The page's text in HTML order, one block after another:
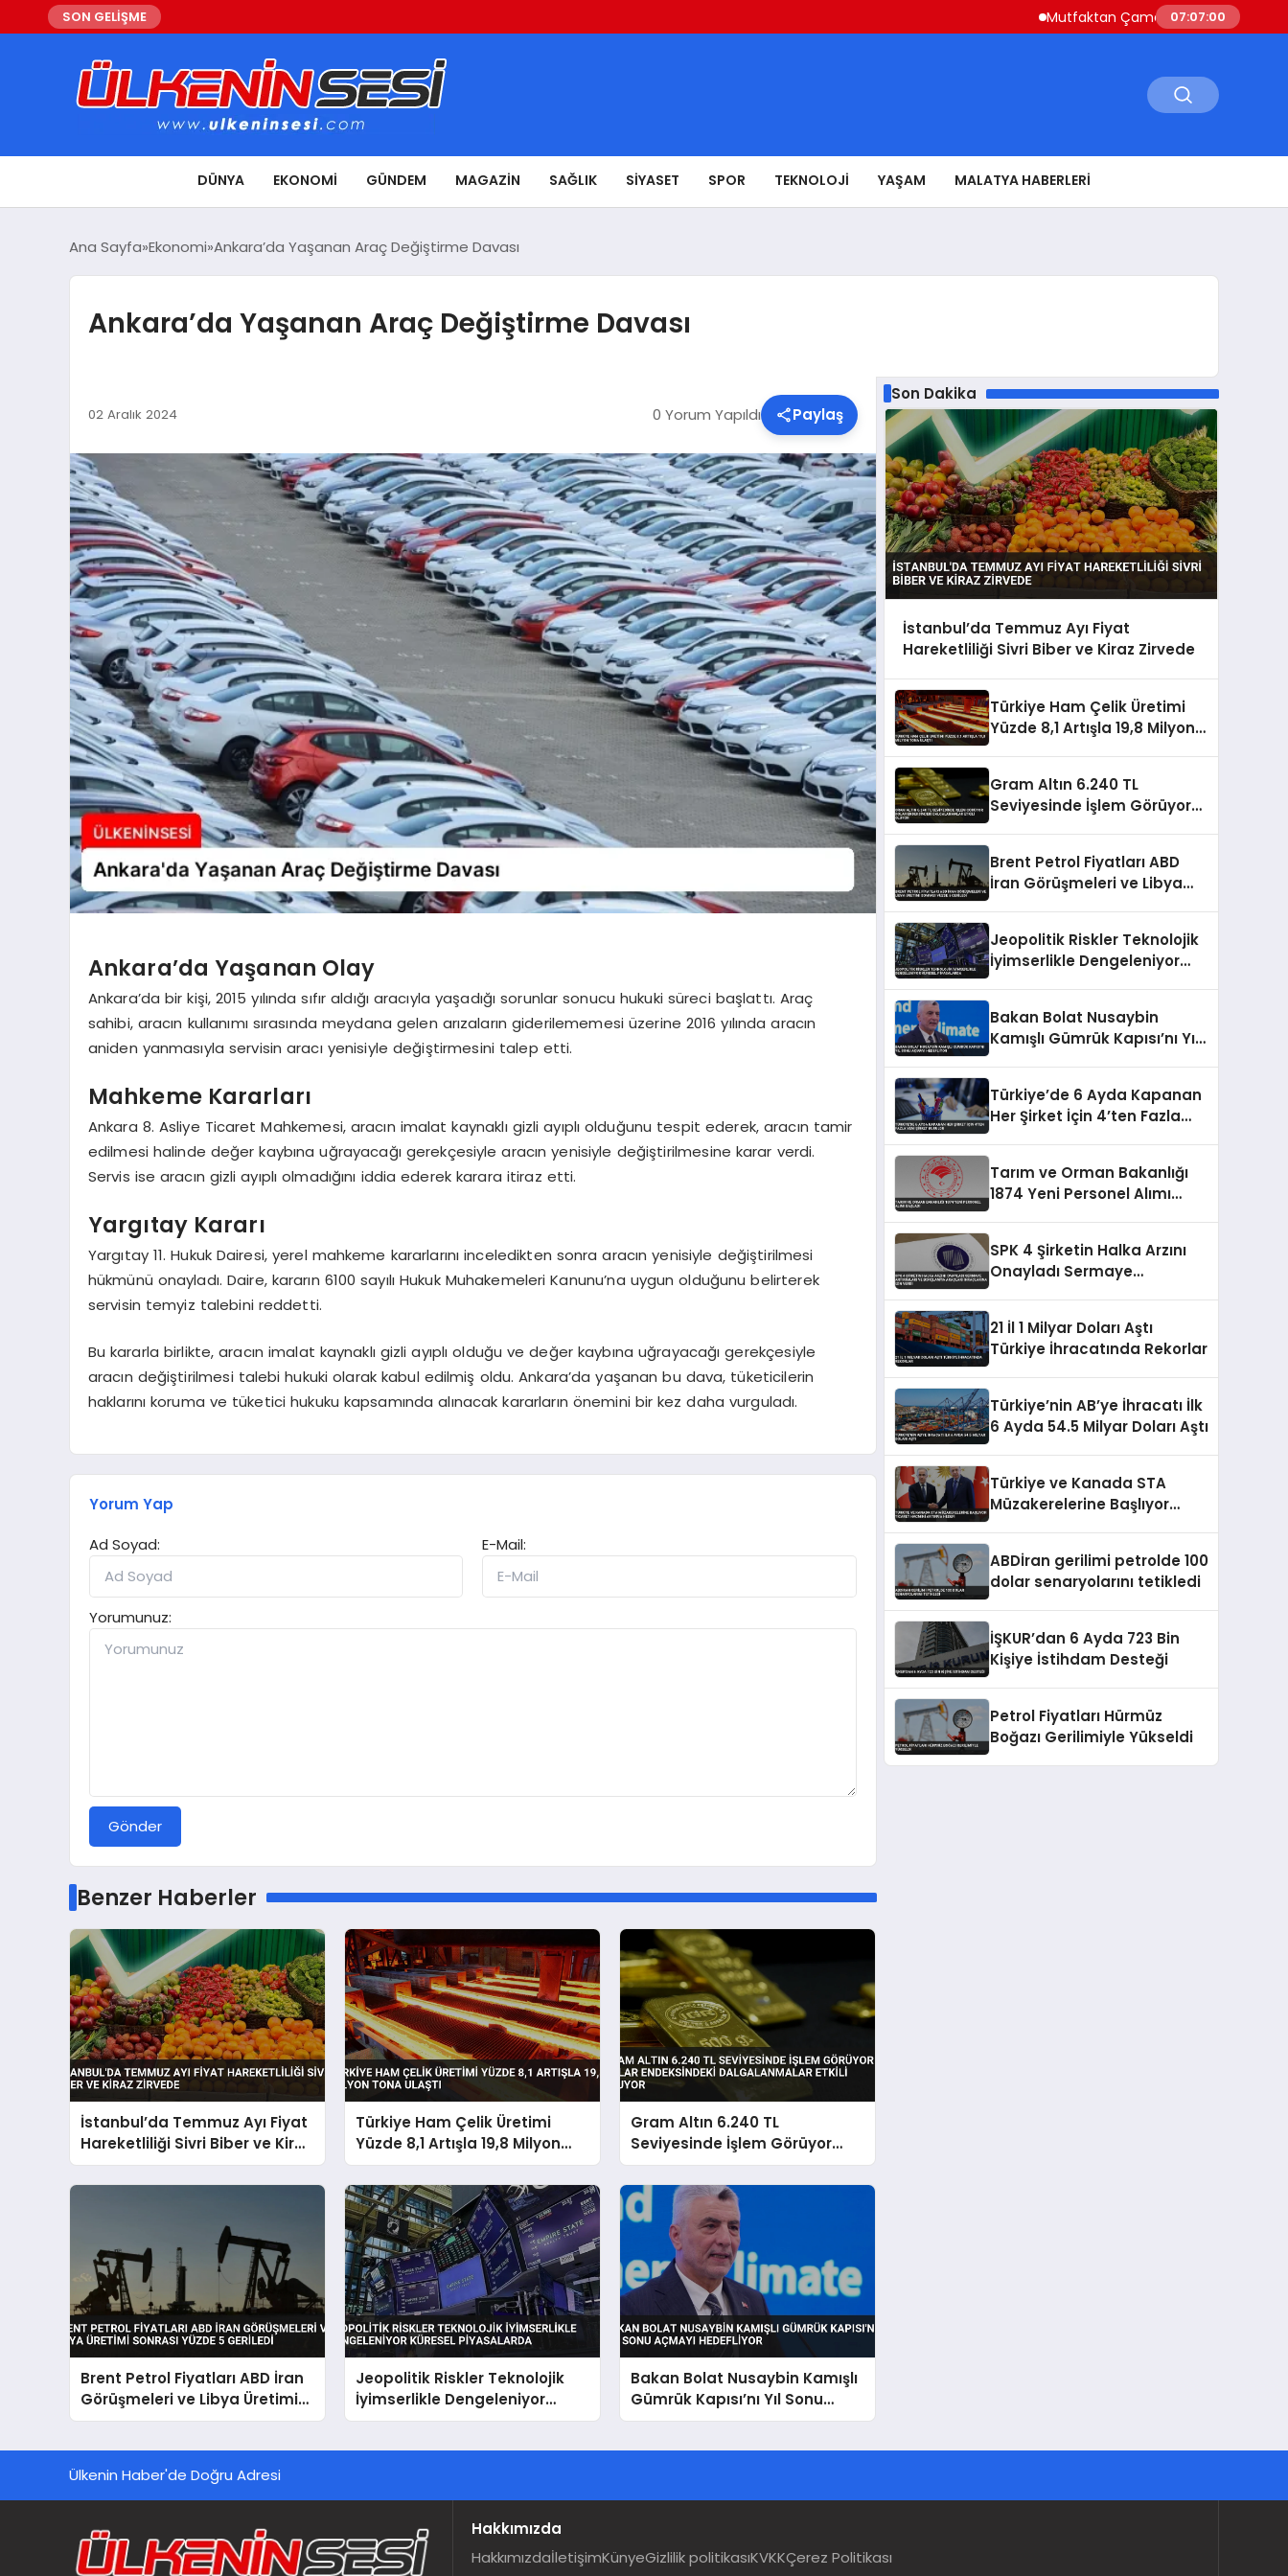
SON GELİŞME Mutfaktan Çamaşır Odasına Evin Ritmini
07:07:01
DÜNYA EKONOMI GÜNDEM MAGAZIN SAĞLIK SIYASET SPOR TEKNOLOJI YAŞAM MALATYA HABERLERI
Ana Sayfa Ekonomi Ankara’da Yaşanan Araç Değiştirme Davası
Ankara’da Yaşanan Araç Değiştirme Davası
02 Aralık 2024 0 Yorum Yapıldı Paylaş
Ankara’da Yaşanan Olay
Ankara’da bir kişi, 2015 yılında sıfır aldığı aracıyla yaşadığı sorunlar sonucu hukuki süreci başlattı. Araç
sahibi, aracın kullanımı sırasında meydana gelen arızaların giderilememesi üzerine 2016 yılında aracın
aniden yanmasıyla servisin aracı yenisiyle değiştirmesini talep etti.
Mahkeme Kararları
Ankara 8. Asliye Ticaret Mahkemesi, aracın imalat kaynaklı gizli ayıplı olduğunu tespit ederek, aracın tamir
edilmesi halinde değer kaybına uğrayacağı gerekçesiyle aracın yenisiyle değiştirilmesine karar verdi.
Servis ise aracın gizli ayıplı olmadığını iddia ederek karara itiraz etti.
Yargıtay Kararı
Yargıtay 11. Hukuk Dairesi, yerel mahkeme kararlarını inceledikten sonra aracın yenisiyle değiştirilmesi
hükmünü onayladı. Daire, kararın 6100 sayılı Hukuk Muhakemeleri Kanunu’na uygun olduğunu belirterek
servisin temyiz talebini reddetti.
Bu kararla birlikte, aracın imalat kaynaklı gizli ayıplı olduğu ve değer kaybına uğrayacağı gerekçesiyle
aracın değiştirilmesi talebi hukuki olarak kabul edilmiş oldu. Ankara’da yaşanan bu dava, tüketicilerin
haklarını koruma ve tüketici hukuku kapsamında alınacak kararların önemini bir kez daha vurguladı.
Yorum Yap
Ad Soyad:
E-Mail:
Yorumunuz:
Gönder
Benzer Haberler
İstanbul’da Temmuz Ayı Fiyat
Hareketliliği Sivri Biber ve Kiraz
Zirvede
Türkiye Ham Çelik Üretimi
Yüzde 8,1 Artışla 19,8 Milyon
Tona Ulaştı
Gram Altın 6.240 TL
Seviyesinde İşlem Görüyor
Dolar Endeksindeki
Dalgalanmalar Etkili Oluyor
Brent Petrol Fiyatları ABD İran
Görüşmeleri ve Libya Üretimi
Sonrası Yüzde 5 Geriledi
Jeopolitik Riskler Teknolojik
İyimserlikle Dengeleniyor
Küresel Piyasalarda
Bakan Bolat Nusaybin Kamışlı
Gümrük Kapısı’nı Yıl Sonu
Açmayı Hedefliyor
Son Dakika
İstanbul’da Temmuz Ayı Fiyat
Hareketliliği Sivri Biber ve Kiraz Zirvede
Türkiye Ham Çelik Üretimi
Yüzde 8,1 Artışla 19,8 Milyon
Gram Altın 6.240 TL
Seviyesinde İşlem Görüyor
Brent Petrol Fiyatları ABD
İran Görüşmeleri ve Libya
Jeopolitik Riskler Teknolojik
İyimserlikle Dengeleniyor
Bakan Bolat Nusaybin
Kamışlı Gümrük Kapısı’nı Yıl
Türkiye’de 6 Ayda Kapanan
Her Şirket İçin 4’ten Fazla
Tarım ve Orman Bakanlığı
1874 Yeni Personel Alımı
SPK 4 Şirketin Halka Arzını
Onayladı Sermaye
21 İl 1 Milyar Doları Aştı
Türkiye İhracatında Rekorlar
Türkiye’nin AB’ye İhracatı İlk
6 Ayda 54.5 Milyar Doları Aştı
Türkiye ve Kanada STA
Müzakerelerine Başlıyor
ABDİran gerilimi petrolde 100
dolar senaryolarını tetikledi
İŞKUR’dan 6 Ayda 723 Bin
Kişiye İstihdam Desteği
Petrol Fiyatları Hürmüz
Boğazı Gerilimiyle Yükseldi
Ülkenin Haber'de Doğru Adresi
Hakkımızda
HakkımızdaİletişimKünyeGizlilik politikasıKVKKÇerez Politikası